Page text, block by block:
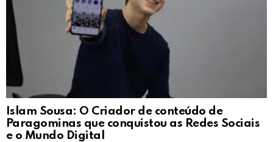
Islam Sousa: O Criador de conteúdo de
Paragominas que conquistou as Redes Sociais
e o Mundo Digital